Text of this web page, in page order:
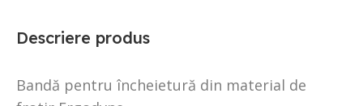
Descriere produs
Bandă pentru încheietură din material de